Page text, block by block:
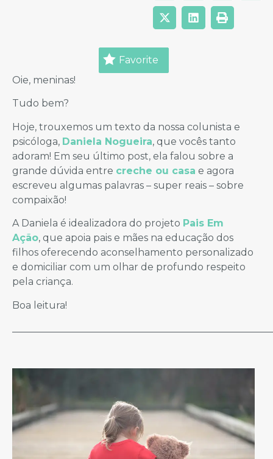
Favorite
Oie, meninas!
Tudo bem?
Hoje, trouxemos um texto da nossa colunista e
psicóloga, Daniela Nogueira, que vocês tanto
adoram! Em seu último post, ela falou sobre a
grande dúvida entre creche ou casa e agora
escreveu algumas palavras – super reais – sobre
compaixão!
A Daniela é idealizadora do projeto Pais Em
Ação, que apoia pais e mães na educação dos
filhos oferecendo aconselhamento personalizado
e domiciliar com um olhar de profundo respeito
pela criança.
Boa leitura!